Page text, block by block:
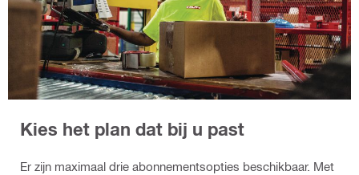
Kies het plan dat bij u past
Er zijn maximaal drie abonnementsopties beschikbaar. Met